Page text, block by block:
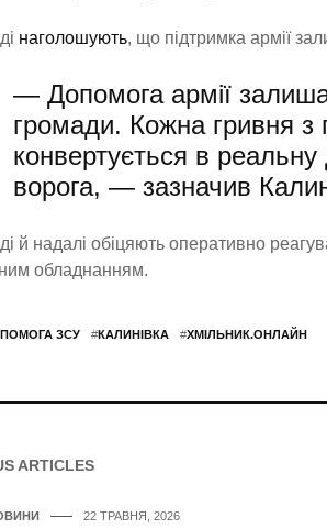
наголошують, що підтримка армії
— Допомога армії
громади. Кожна гривня з
конвертується в
ворога, — зазначив
й надалі обіцяють оперативно
обладнанням.
ЗСУ #КАЛИНІВКА #ХМІЛЬНИК.ОНЛАЙН
ARTICLES
22 ТРАВНЯ, 2026